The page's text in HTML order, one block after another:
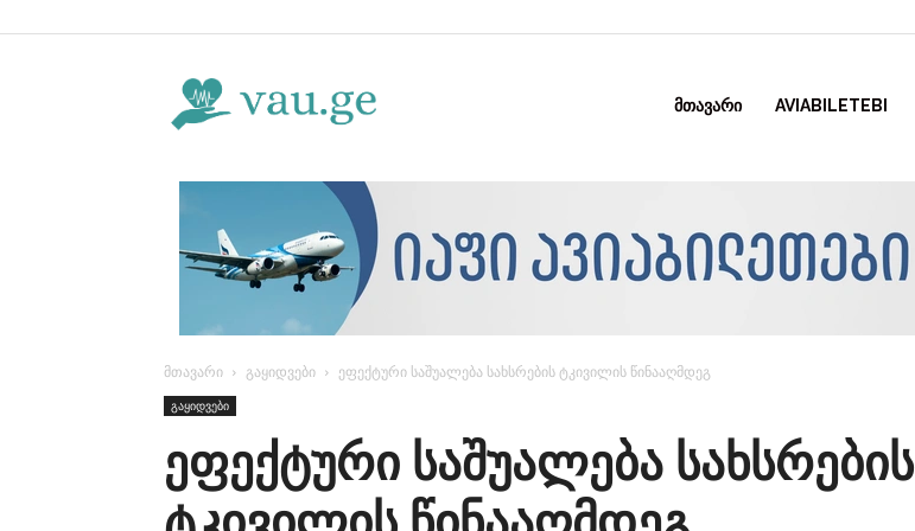
ᲛᲗᲐᲕᲐᲠᲘ AVIABILETEBI
მთავარი გაყიდვები ეფექტური საშუალება სახსრების ტკივილის წინააღმდეგ
გაყიდვები
ეფექტური საშუალება სახსრების